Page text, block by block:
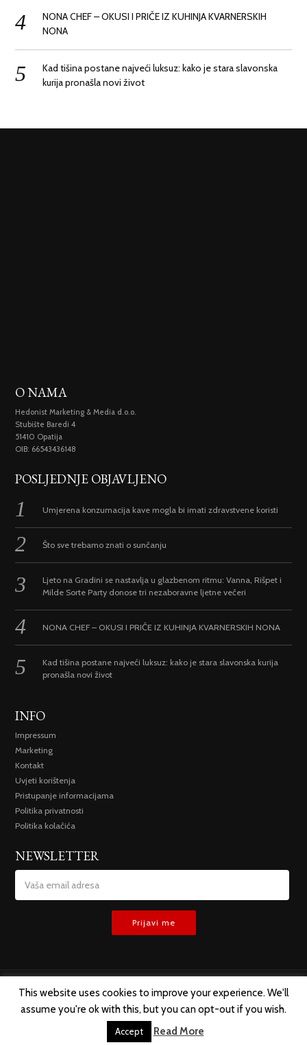
NONA CHEF – OKUSI I PRIČE IZ KUHINJA KVARNERSKIH
NONA
Kad tišina postane najveći luksuz: kako je stara slavonska
kurija pronašla novi život
O NAMA
Hedonist Marketing & Media d.o.o.
Stubište Baredi 4
51410 Opatija
OIB: 66543436148
POSLJEDNJE OBJAVLJENO
Umjerena konzumacija kave mogla bi imati zdravstvene koristi
Što sve trebamo znati o sunčanju
Ljeto na Gradini se nastavlja u glazbenom ritmu: Vanna, Rišpet i
Milde Sorte Party donose tri nezaboravne ljetne večeri
NONA CHEF – OKUSI I PRIČE IZ KUHINJA KVARNERSKIH NONA
Kad tišina postane najveći luksuz: kako je stara slavonska kurija
pronašla novi život
INFO
Impressum
Marketing
Kontakt
Uvjeti korištenja
Pristupanje informacijama
Politika privatnosti
Politika kolačića
NEWSLETTER
SVA PRAVA ZADRŽANA @ 2019 TREMESIS D.O.O.
This website uses cookies to improve your experience. We'll
assume you're ok with this, but you can opt-out if you wish.
Accept Read More